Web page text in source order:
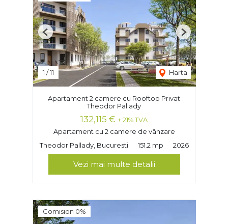
1 /11 Harta
Previous Next
Apartament 2 camere cu Rooftop Privat
Theodor Pallady
132,115 € + 21% TVA
Apartament cu 2 camere de vânzare
Theodor Pallady, Bucuresti
151.2 mp 2026
Vezi mai multe detalii
Comision 0%